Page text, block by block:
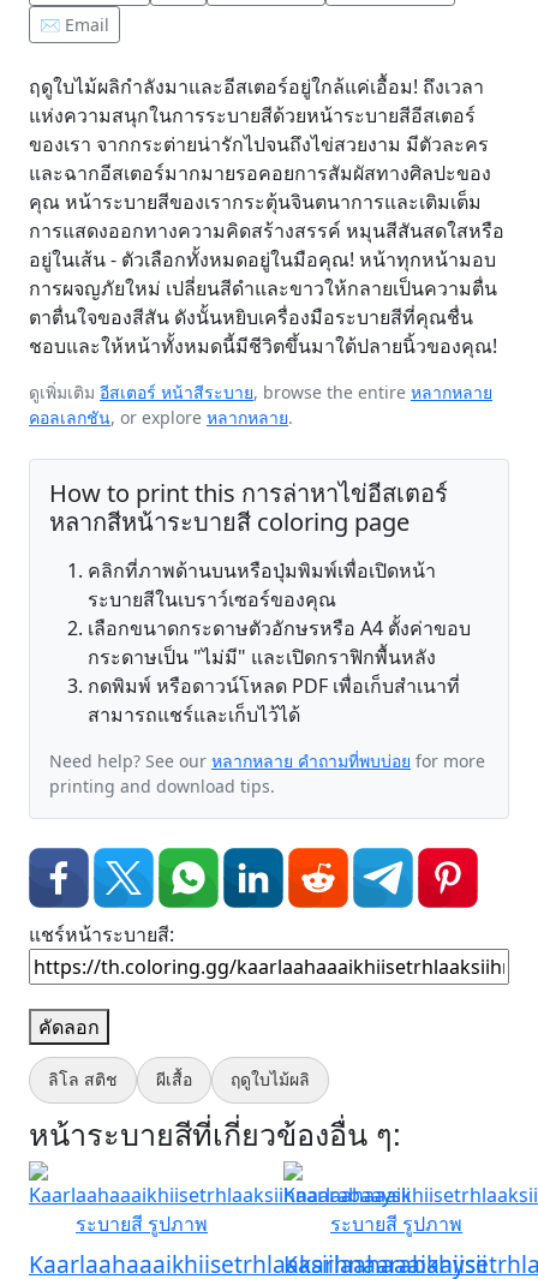
✉️ Email
ฤดูใบไม้ผลิกำลังมาและอีสเตอร์อยู่ใกล้แค่เอื้อม! ถึงเวลา
แห่งความสนุกในการระบายสีด้วยหน้าระบายสีอีสเตอร์
ของเรา จากกระต่ายน่ารักไปจนถึงไข่สวยงาม มีตัวละคร
และฉากอีสเตอร์มากมายรอคอยการสัมผัสทางศิลปะของ
คุณ หน้าระบายสีของเรากระตุ้นจินตนาการและเติมเต็ม
การแสดงออกทางความคิดสร้างสรรค์ หมุนสีสันสดใสหรือ
อยู่ในเส้น - ตัวเลือกทั้งหมดอยู่ในมือคุณ! หน้าทุกหน้ามอบ
การผจญภัยใหม่ เปลี่ยนสีดำและขาวให้กลายเป็นความตื่น
ตาตื่นใจของสีสัน ดังนั้นหยิบเครื่องมือระบายสีที่คุณชื่น
ชอบและให้หน้าทั้งหมดนี้มีชีวิตขึ้นมาใต้ปลายนิ้วของคุณ!
ดูเพิ่มเติม อีสเตอร์ หน้าสีระบาย, browse the entire หลากหลาย
คอลเลกชัน, or explore หลากหลาย.
How to print this การล่าหาไข่อีสเตอร์
หลากสีหน้าระบายสี coloring page
คลิกที่ภาพด้านบนหรือปุ่มพิมพ์เพื่อเปิดหน้า
ระบายสีในเบราว์เซอร์ของคุณ
เลือกขนาดกระดาษตัวอักษรหรือ A4 ตั้งค่าขอบ
กระดาษเป็น "ไม่มี" และเปิดกราฟิกพื้นหลัง
กดพิมพ์ หรือดาวน์โหลด PDF เพื่อเก็บสำเนาที่
สามารถแชร์และเก็บไว้ได้
Need help? See our หลากหลาย คำถามที่พบบ่อย for more
printing and download tips.
แชร์หน้าระบายสี:
คัดลอก
ลิโล สติช ผีเสื้อ ฤดูใบไม้ผลิ
หน้าระบายสีที่เกี่ยวข้องอื่น ๆ:
Kaarlaahaaaikhiisetrhlaaksiihnaarabaaysii